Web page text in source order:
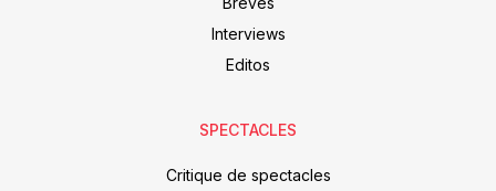
Interviews
Editos
SPECTACLES
Critique de spectacles